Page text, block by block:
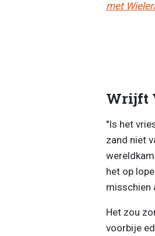
met
Wrijft
''Is het
zand niet
het op
misschien
Het zou
voorbije